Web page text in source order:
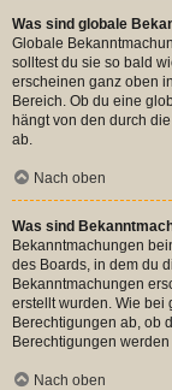
Was sind globale
Globale
solltest du sie so bald
erscheinen ganz oben
Bereich. Ob du eine
hängt von den durch
ab.
Nach oben
Was sind
Bekanntmachungen
des Boards, in dem du
Bekanntmachungen
erstellt wurden. Wie bei
Berechtigungen ab, ob
Berechtigungen
Nach oben